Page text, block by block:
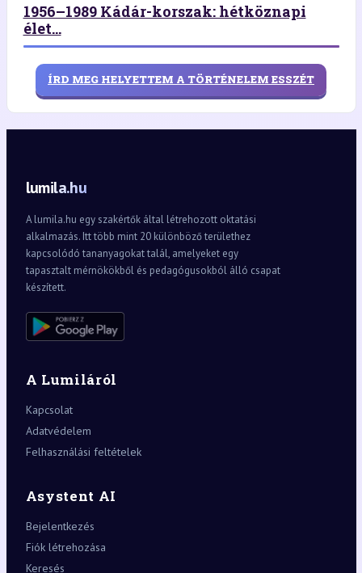
1956–1989 Kádár-korszak: hétköznapi
élet...
ÍRD MEG HELYETTEM A TÖRTÉNELEM ESSZÉT
lumila.hu
A lumila.hu egy szakértők által létrehozott oktatási
alkalmazás. Itt több mint 20 különböző területhez
kapcsolódó tananyagokat talál, amelyeket egy
tapasztalt mérnökökből és pedagógusokból álló csapat
készített.
A Lumiláról
Kapcsolat
Adatvédelem
Felhasználási feltételek
Asystent AI
Bejelentkezés
Fiók létrehozása
Keresés